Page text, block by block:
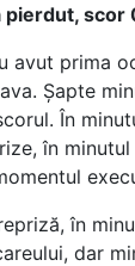
pierdut, scor
avut prima
Șapte
În
în
în
dar